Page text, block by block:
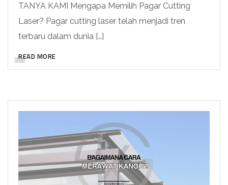
TANYA KAMI Mengapa Memilih Pagar Cutting
Laser? Pagar cutting laser telah menjadi tren
terbaru dalam dunia […]
READ MORE